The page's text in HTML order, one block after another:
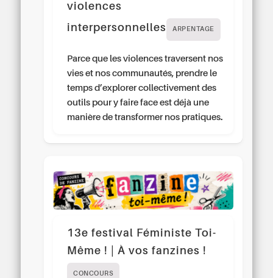
violences
interpersonnelles
ARPENTAGE
Parce que les violences traversent nos
vies et nos communautés, prendre le
temps d’explorer collectivement des
outils pour y faire face est déjà une
manière de transformer nos pratiques.
13e festival Féministe Toi-
Même ! | À vos fanzines !
CONCOURS